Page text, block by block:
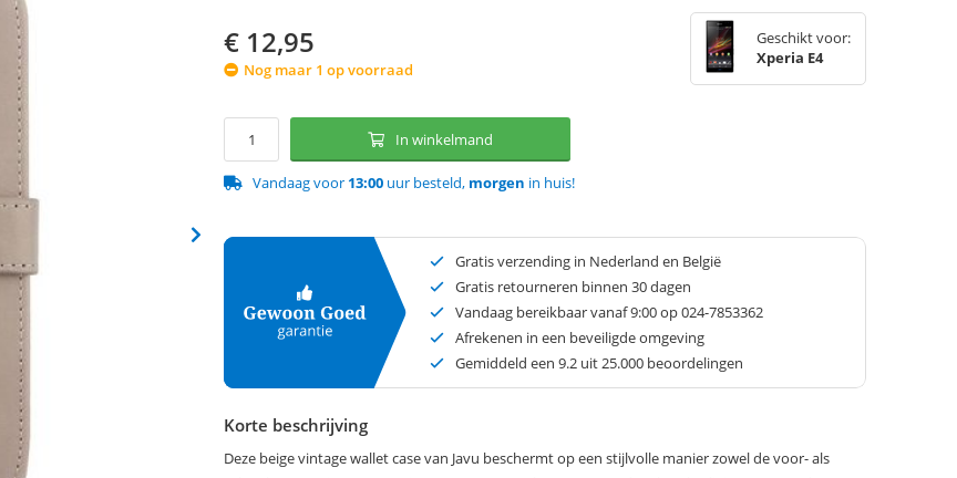
€ 12,95
Nog maar 1 op voorraad
Geschikt voor:
Xperia E4
In winkelmand
Vandaag voor 13:00 uur besteld, morgen in huis!
Gratis verzending in Nederland en België
Gratis retourneren binnen 30 dagen
Vandaag bereikbaar vanaf 9:00 op 024-7853362
Afrekenen in een beveiligde omgeving
Gemiddeld een 9.2 uit 25.000 beoordelingen
Korte beschrijving
Deze beige vintage wallet case van Javu beschermt op een stijlvolle manier zowel de voor- als